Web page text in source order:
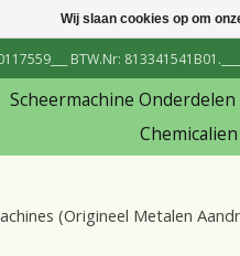
BTW.Nr:
Scheermachine Onderdelen
Chemicalien
(Origineel Metalen
Wij slaan cookies op om